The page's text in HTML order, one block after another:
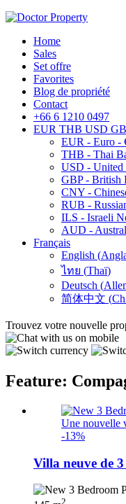
Home
Sales
Set offre
Favorites
Blog de propriété
Contact
+66 6 1210 0497
EUR THB USD
EUR - Euro -
THB - Thai
USD - United
GBP - British
CNY -
RUB -
ILS - Israeli
AUD -
Français
English (
ไทย (Thaï)
Deutsch (
简体中文 (
Trouvez votre nouvelle
Feature:
Une nouvelle
-13%
Villa neuve de
2